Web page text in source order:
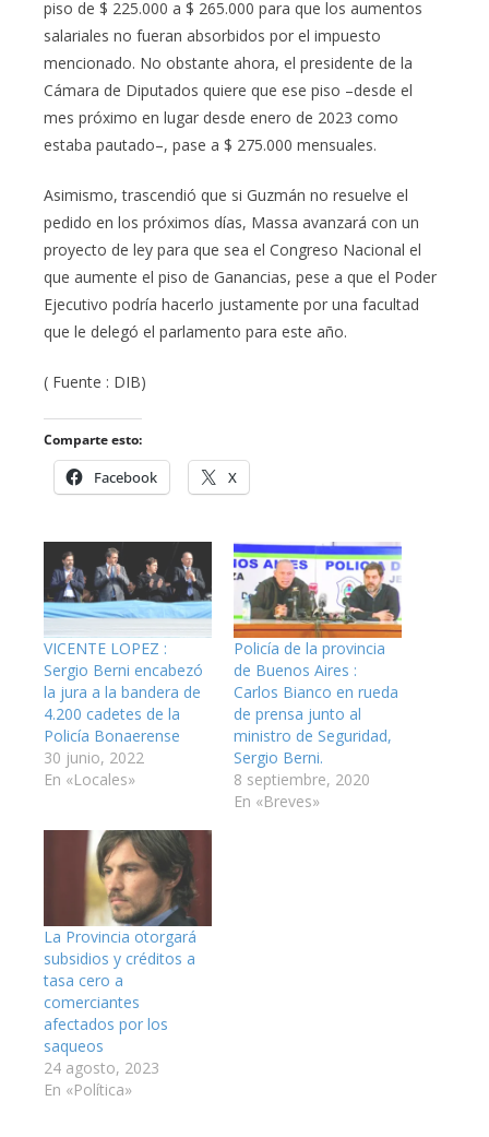
piso de $ 225.000 a $ 265.000 para que los aumentos
salariales no fueran absorbidos por el impuesto
mencionado. No obstante ahora, el presidente de la
Cámara de Diputados quiere que ese piso –desde el
mes próximo en lugar desde enero de 2023 como
estaba pautado–, pase a $ 275.000 mensuales.
Asimismo, trascendió que si Guzmán no resuelve el
pedido en los próximos días, Massa avanzará con un
proyecto de ley para que sea el Congreso Nacional el
que aumente el piso de Ganancias, pese a que el Poder
Ejecutivo podría hacerlo justamente por una facultad
que le delegó el parlamento para este año.
( Fuente : DIB)
Comparte esto:
Facebook X
VICENTE LOPEZ :
Sergio Berni encabezó
la jura a la bandera de
4.200 cadetes de la
Policía Bonaerense
30 junio, 2022
En «Locales»
Policía de la provincia
de Buenos Aires :
Carlos Bianco en rueda
de prensa junto al
ministro de Seguridad,
Sergio Berni.
8 septiembre, 2020
En «Breves»
La Provincia otorgará
subsidios y créditos a
tasa cero a
comerciantes
afectados por los
saqueos
24 agosto, 2023
En «Política»